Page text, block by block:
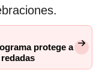
protege a